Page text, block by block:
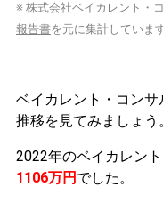
※ 株式会社ベイカレント・
報告書を元に集計しています
ベイカレント・コン
推移を見てみましょう
2022年のベイカレン
1106万円 でした。